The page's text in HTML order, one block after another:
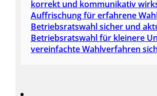
korrekt und kommunikativ
Auffrischung für erfahrene
Betriebsratswahl sicher und
Betriebsratswahl für kleinere
vereinfachte Wahlverfahren